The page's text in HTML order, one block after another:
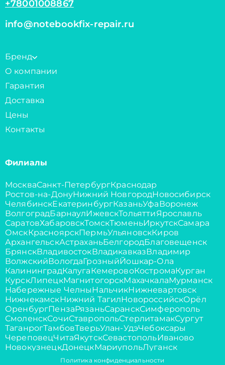
+78001008867
info@notebookfix-repair.ru
Бренд
О компании
Гарантия
Доставка
Цены
Контакты
Филиалы
МоскваСанкт-ПетербургКраснодар
Ростов-на-ДонуНижний НовгородНовосибирск
ЧелябинскЕкатеринбургКазаньУфаВоронеж
ВолгоградБарнаулИжевскТольяттиЯрославль
СаратовХабаровскТомскТюменьИркутскСамара
ОмскКрасноярскПермьУльяновскКиров
АрхангельскАстраханьБелгородБлаговещенск
БрянскВладивостокВладикавказВладимир
ВолжскийВологдаГрозныйЙошкар-Ола
КалининградКалугаКемеровоКостромаКурган
КурскЛипецкМагнитогорскМахачкалаМурманск
Набережные ЧелныНальчикНижневартовск
НижнекамскНижний ТагилНовороссийскОрёл
ОренбургПензаРязаньСаранскСимферополь
СмоленскСочиСтавропольСтерлитамакСургут
ТаганрогТамбовТверьУлан-УдэЧебоксары
ЧереповецЧитаЯкутскСевастопольИваново
НовокузнецкДонецкМариупольЛуганск
Политика конфиденциальности